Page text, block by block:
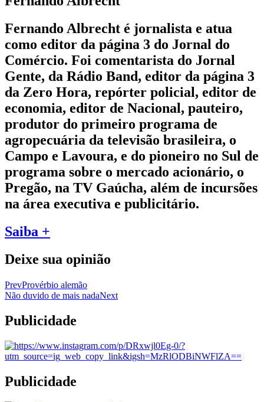
Fernando Albrecht é jornalista e atua
como editor da página 3 do Jornal do
Comércio. Foi comentarista do Jornal
Gente, da Rádio Band, editor da página 3
da Zero Hora, repórter policial, editor de
economia, editor de Nacional, pauteiro,
produtor do primeiro programa de
agropecuária da televisão brasileira, o
Campo e Lavoura, e do pioneiro no Sul de
programa sobre o mercado acionário, o
Pregão, na TV Gaúcha, além de incursões
na área executiva e publicitário.
Saiba +
Deixe sua opinião
PrevProvérbio alemão
Não duvido de mais nadaNext
Publicidade
Publicidade